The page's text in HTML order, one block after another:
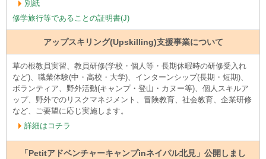
別紙
修学旅行等であることの証明書(J)
アップスキリング(Upskilling)支援事業について
草の根教員実習、教員研修(学校・個人等・長期休暇時の研修受入れ
など)、職業体験(中・高校・大学)、インターンシップ(長期・短期)、
ボランティア、野外活動(キャンプ・登山・カヌー等)、個人スキルア
ップ、野外でのリスクマネジメント、冒険教育、社会教育、企業研修
など、ご要望に応じ実施します。
詳細はコチラ
「Petitアドベンチャーキャンプinネイパル北見」公開しまし